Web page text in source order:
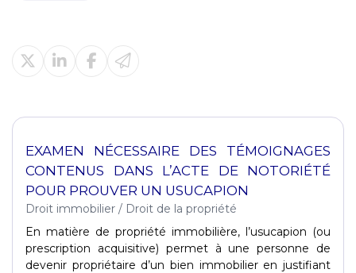
EXAMEN NÉCESSAIRE DES TÉMOIGNAGES
CONTENUS DANS L’ACTE DE NOTORIÉTÉ
POUR PROUVER UN USUCAPION
Droit immobilier / Droit de la propriété
En matière de propriété immobilière, l’usucapion (ou
prescription acquisitive) permet à une personne de
devenir propriétaire d’un bien immobilier en justifiant